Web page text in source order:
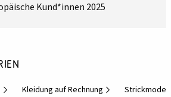
Kund*innen 2025
Kleidung auf Rechnung Strickmode